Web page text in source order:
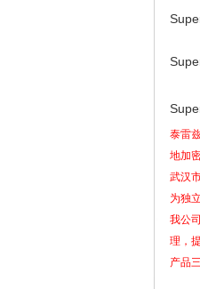
泰雷
地加
武汉
为独
我公
理，
产品